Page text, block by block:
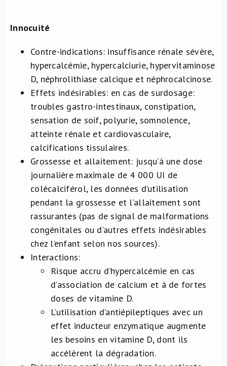
Innocuité
Contre-indications: insuffisance rénale sévère,
hypercalcémie, hypercalciurie, hypervitaminose
D, néphrolithiase calcique et néphrocalcinose.
Effets indésirables: en cas de surdosage:
troubles gastro-intestinaux, constipation,
sensation de soif, polyurie, somnolence,
atteinte rénale et cardiovasculaire,
calcifications tissulaires.
Grossesse et allaitement: jusqu’à une dose
journalière maximale de 4 000 UI de
colécalciférol, les données d’utilisation
pendant la grossesse et l’allaitement sont
rassurantes (pas de signal de malformations
congénitales ou d’autres effets indésirables
chez l’enfant selon nos sources).
Interactions:
Risque accru d’hypercalcémie en cas
d’association de calcium et à de fortes
doses de vitamine D.
L’utilisation d’antiépileptiques avec un
effet inducteur enzymatique augmente
les besoins en vitamine D, dont ils
accélèrent la dégradation.